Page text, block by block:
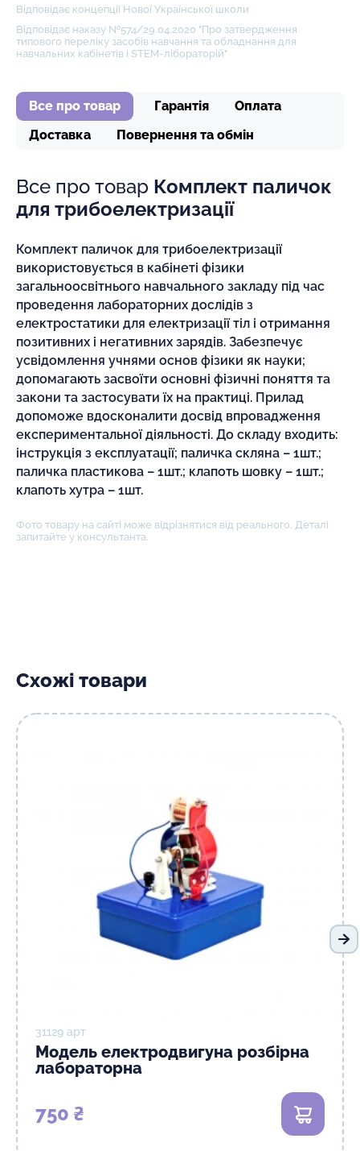
Відповідає концепції Нової Української школи
Відповідає наказу №574/29.04.2020 "Про затвердження
типового переліку засобів навчання та обладнання для
навчальних кабінетів і STEM-лібораторій"
Все про товар Гарантія
Оплата
Доставка
Повернення та обмін
Все про товар Комплект паличок
для трибоелектризації
Комплект паличок для трибоелектризації
використовується в кабінеті фізики
загальноосвітнього навчального закладу під час
проведення лабораторних дослідів з
електростатики для електризації тіл і отримання
позитивних і негативних зарядів. Забезпечує
усвідомлення учнями основ фізики як науки;
допомагають засвоїти основні фізичні поняття та
закони та застосувати їх на практиці. Прилад
допоможе вдосконалити досвід впровадження
експериментальної діяльності. До складу входить:
інструкція з експлуатації; паличка скляна – 1шт.;
паличка пластикова – 1шт.; клапоть шовку – 1шт.;
клапоть хутра – 1шт.
Фото товару на сайті може відрізнятися від реального. Деталі
запитайте у консультанта.
Схожі товари
31129 арт
Модель електродвигуна розбірна
лабораторна
750 ₴ В кошик